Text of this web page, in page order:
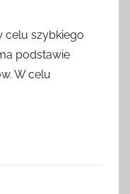
celu szybkiego
podstawie
W celu